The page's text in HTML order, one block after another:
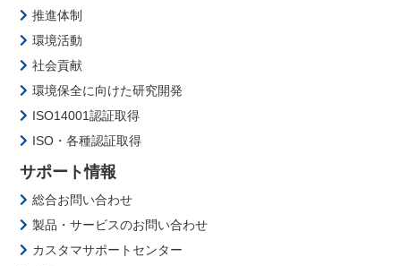
推進体制
環境活動
社会貢献
環境保全に向けた研究開発
ISO14001認証取得
ISO・各種認証取得
サポート情報
総合お問い合わせ
製品・サービスのお問い合わせ
カスタマサポートセンター